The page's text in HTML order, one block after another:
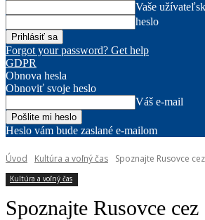
Vaše
heslo
Forgot your password? Get help
GDPR
Obnova hesla
Obnoviť svoje heslo
Váš e-mail
Heslo vám bude zaslané e-mailom
Úvod Kultúra a voľný čas Spoznajte Rusovce
Kultúra a voľný čas
Spoznajte Rusovce